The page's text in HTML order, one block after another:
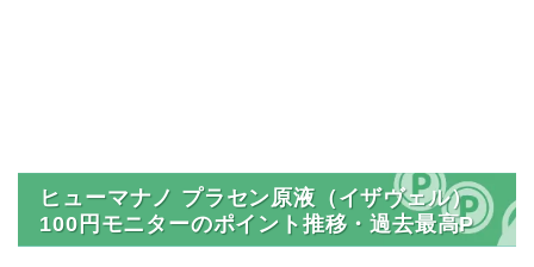
ヒューマナノ プラセン原液（イザヴェル）
100円モニターのポイント推移・過去最高P